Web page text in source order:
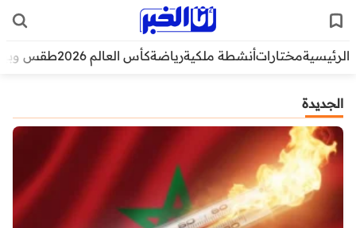
الرئيسيةمختاراتأنشطة ملكيةرياضةكأس العالم 2026 طقس
الجديدة